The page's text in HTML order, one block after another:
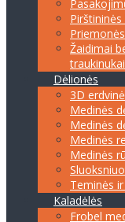
Žaidimai
traukinukai
Dėlionės
3D
Medinės
Medinės
Medinės
Medinės
Teminės
Kaladėlės
Frobel